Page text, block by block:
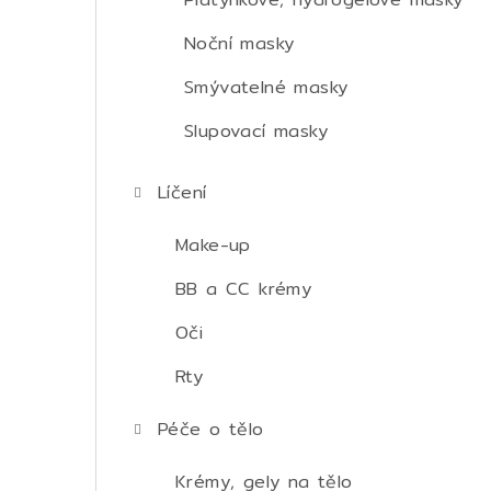
Noční masky
Smývatelné masky
Slupovací masky
Líčení
Make-up
BB a CC krémy
Oči
Rty
Péče o tělo
Krémy, gely na tělo